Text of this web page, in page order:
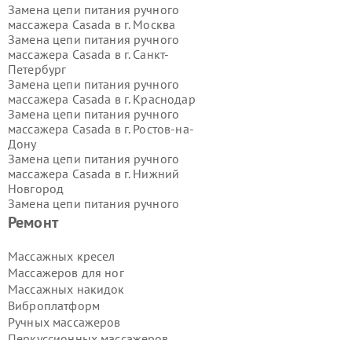
Ремонт
Массажных кресел
Массажеров для ног
Массажных накидок
Виброплатформ
Ручных массажеров
Замена цепи питания ручного
массажера Casada в г. Москва
Замена цепи питания ручного
массажера Casada в г. Санкт-
Петербург
Замена цепи питания ручного
массажера Casada в г. Краснодар
Замена цепи питания ручного
массажера Casada в г. Ростов-на-
Дону
Замена цепи питания ручного
массажера Casada в г. Нижний
Новгород
Замена цепи питания ручного
массажера Casada в г.
Замена цепи питания ручного
Замена цепи питания ручного
массажера Casada в г.
Замена цепи питания ручного
массажера Casada в г.
Замена цепи питания ручного